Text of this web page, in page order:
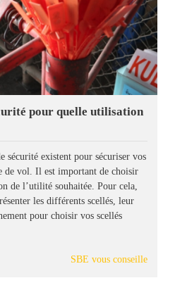
pour quelle utilisation
sécurité existent pour sécuriser vos
de vol. Il est important de choisir
de l’utilité souhaitée. Pour cela,
les différents scellés, leur
pour choisir vos scellés
SBE vous conseille